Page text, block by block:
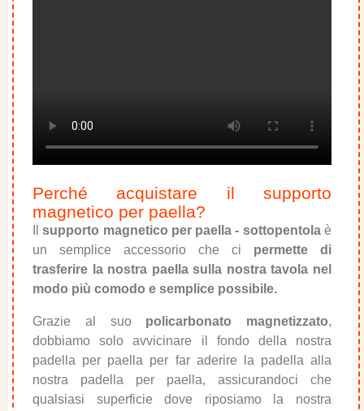
Perché acquistare il supporto
magnetico per paella?
Ilsupporto magnetico per paella - sottopentolaè
un semplice accessorio che ci permette di
trasferire la nostra paella sulla nostra tavola nel
modo più comodo e semplice possibile.
Grazie al suo policarbonato magnetizzato,
dobbiamo solo avvicinare il fondo della nostra
padella per paella per far aderire la padella alla
nostra padella per paella, assicurandoci che
qualsiasi superficie dove riposiamo la nostra